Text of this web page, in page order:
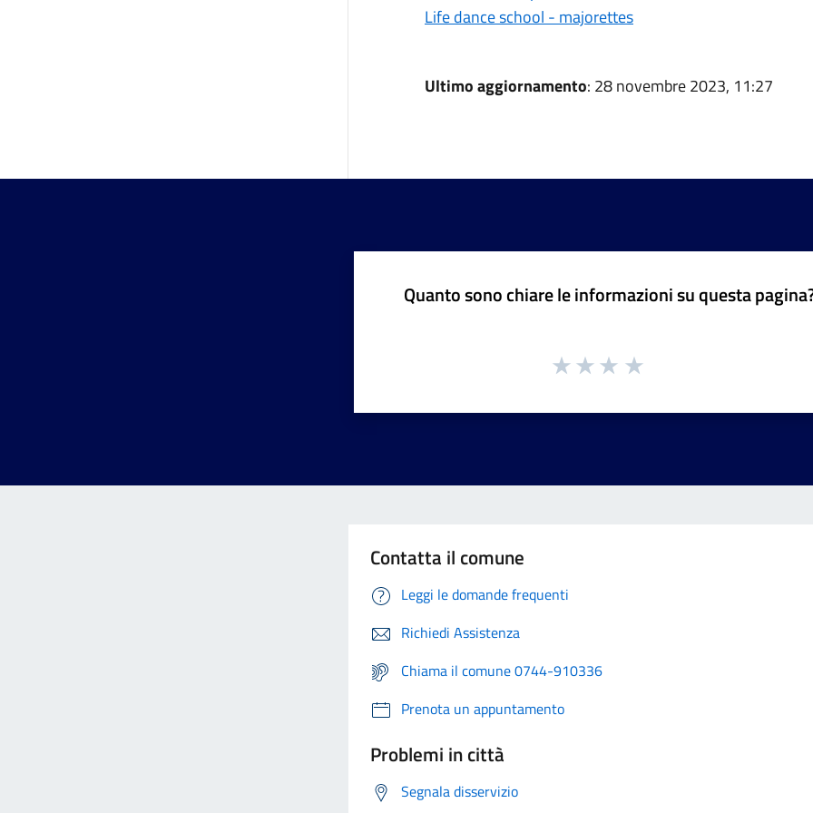
Life dance school - majorettes
Ultimo aggiornamento: 28 novembre 2023, 11:27
Quanto sono chiare le informazioni su questa
Contatta il comune
Leggi le domande frequenti
Richiedi Assistenza
Chiama il comune 0744-910336
Prenota un appuntamento
Problemi in città
Segnala disservizio